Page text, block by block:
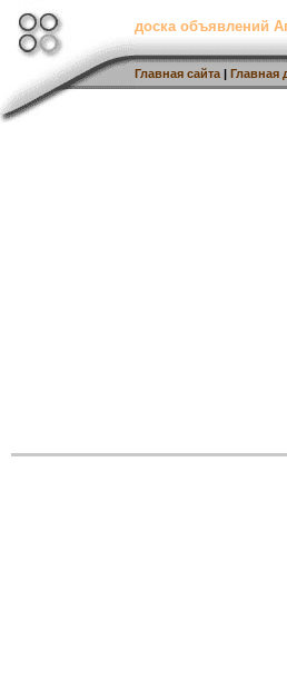
доска объявлений
Главная сайта | Главная